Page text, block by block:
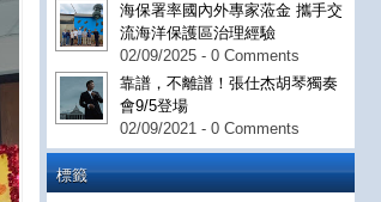
海保署率國內外專家蒞金 攜手交
流海洋保護區治理經驗
02/09/2025 - 0 Comments
靠譜，不離譜！張仕杰胡琴獨奏
會9/5登場
02/09/2021 - 0 Comments
標籤